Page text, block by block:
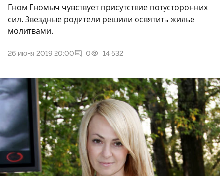
Гном Гномыч чувствует присутствие потусторонних
сил. Звездные родители решили освятить жилье
молитвами.
26 июня 2019 20:00 0 14 532